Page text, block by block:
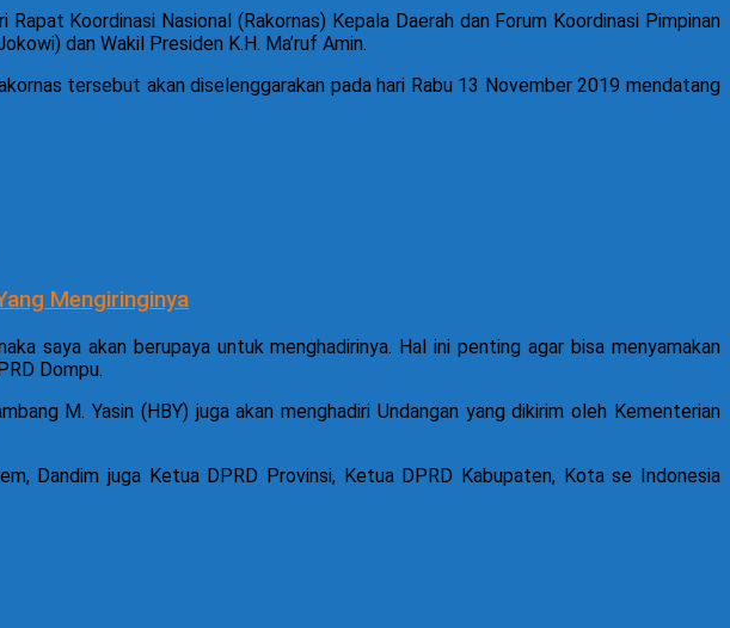
Koordinasi Nasional (Rakornas) Kepala Daerah dan Forum Koordinasi Pimpinan
dan Wakil Presiden K.H. Ma’ruf Amin.
tersebut akan diselenggarakan pada hari Rabu 13 November 2019 mendatang
Mengiringinya
saya akan berupaya untuk menghadirinya. Hal ini penting agar bisa menyamakan
Dompu.
M. Yasin (HBY) juga akan menghadiri Undangan yang dikirim oleh Kementerian
Dandim juga Ketua DPRD Provinsi, Ketua DPRD Kabupaten, Kota se Indonesia